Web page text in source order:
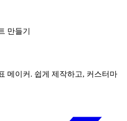
만들기
메이커. 쉽게 제작하고, 커스터마